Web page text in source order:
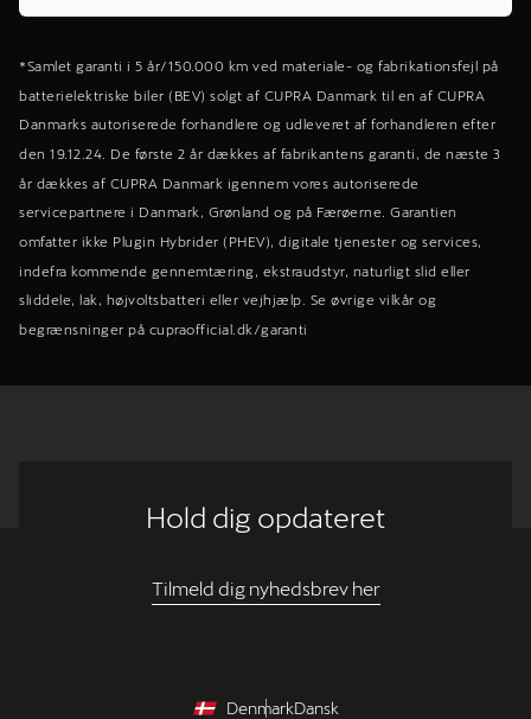
*Samlet garanti i 5 år/150.000 km ved materiale- og fabrikationsfejl på
batterielektriske biler (BEV) solgt af CUPRA Danmark til en af CUPRA
Danmarks autoriserede forhandlere og udleveret af forhandleren efter
den 19.12.24. De første 2 år dækkes af fabrikantens garanti, de næste 3
år dækkes af CUPRA Danmark igennem vores autoriserede
servicepartnere i Danmark, Grønland og på Færøerne. Garantien
omfatter ikke Plugin Hybrider (PHEV), digitale tjenester og services,
indefra kommende gennemtæring, ekstraudstyr, naturligt slid eller
sliddele, lak, højvoltsbatteri eller vejhjælp. Se øvrige vilkår og
begrænsninger på cupraofficial.dk/garanti
Hold dig opdateret
Tilmeld dig nyhedsbrev her
DenmarkDansk